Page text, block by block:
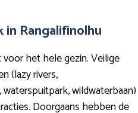
Rangalifinolhu
het hele gezin. Veilige
(lazy rivers,
wildwaterbaan)
Doorgaans hebben de